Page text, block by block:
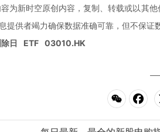
为新时空原创内容，复制、转载或以其
提供者竭力确保数据准确可靠，但不保证
日 ETF 03010.HK